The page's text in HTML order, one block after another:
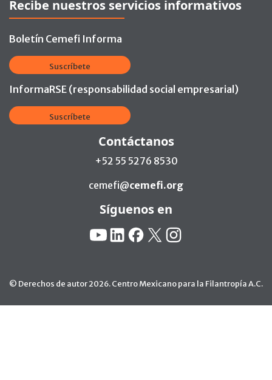
Recibe nuestros servicios informativos
Boletín Cemefi Informa
Suscríbete
InformaRSE (responsabilidad social empresarial)
Suscríbete
Contáctanos
+52 55 5276 8530
cemefi@cemefi.org
Síguenos en
YouTube
LinkedinFacebook
X Instagram
© Derechos de autor 2026. Centro Mexicano para la Filantropía A.C.